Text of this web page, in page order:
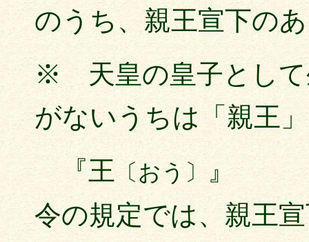
のうち、親王宣下の
※ 天皇の皇子として
がないうちは「親王
『王〔おう〕 』
令の規定では、親王